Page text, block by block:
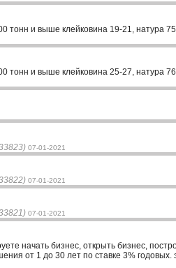
тонн и выше клейковина 19-21, натура
тонн и выше клейковина 25-27, натура
07-01-2021
07-01-2021
07-01-2021
начать бизнес, открыть бизнес,
от 1 до 30 лет по ставке 3% годовых.